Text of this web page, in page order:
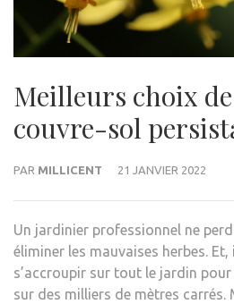
Meilleurs choix
couvre-sol
PAR MILLICENT 21 JANVIER 2022
Un jardinier professionnel ne
éliminer les mauvaises herbes. Et,
s’accroupir sur tout le jardin pour
sur des milliers de mètres carrés.